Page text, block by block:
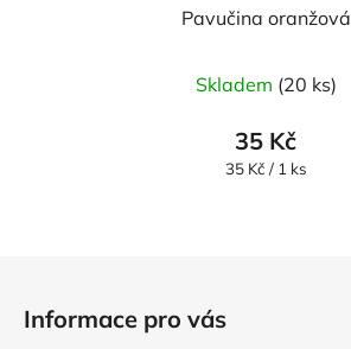
Pavučina oranžová
Skladem (20 ks)
35 Kč
Měrná
35 Kč / 1 ks
Informace pro vás